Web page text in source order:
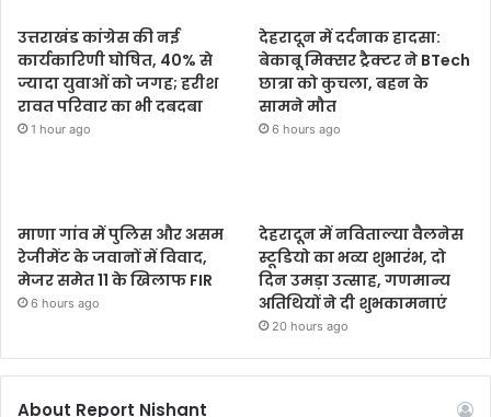
उत्तराखंड कांग्रेस की नई
कार्यकारिणी घोषित, 40% से
ज्यादा युवाओं को जगह; हरीश
रावत परिवार का भी दबदबा
1 hour ago
देहरादून में दर्दनाक हादसा:
बेकाबू मिक्सर ट्रैक्टर ने BTech
छात्रा को कुचला, बहन के
सामने मौत
6 hours ago
माणा गांव में पुलिस और असम
रेजीमेंट के जवानों में विवाद,
मेजर समेत 11 के खिलाफ FIR
6 hours ago
देहरादून में नविताल्या वैलनेस
स्टूडियो का भव्य शुभारंभ, दो
दिन उमड़ा उत्साह, गणमान्य
अतिथियों ने दी शुभकामनाएं
20 hours ago
About Report Nishant